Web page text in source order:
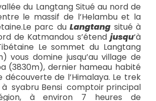
du Langtang Situé au nord de
le massif de l’Helambu et la
parc du Langtang situé à
de Katmandou s’étend jusqu‘à
Le sommet du Langtang
vous domine jusqu’au village de
(3830m), dernier hameau habité
découverte de l’Himalaya. Le trek
syabru Bensi comptoir principal
à environ 7 heures de